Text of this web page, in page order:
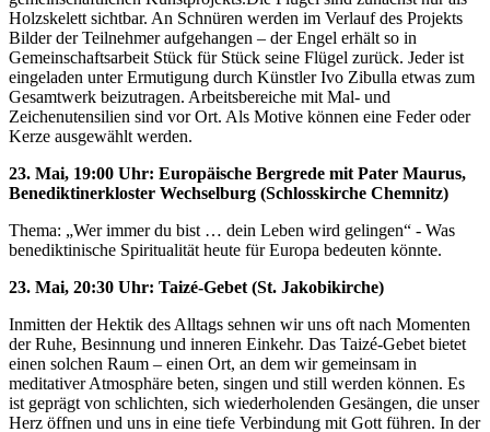
Holzskelett sichtbar. An Schnüren werden im Verlauf des Projekts
Bilder der Teilnehmer aufgehangen – der Engel erhält so in
Gemeinschaftsarbeit Stück für Stück seine Flügel zurück. Jeder ist
eingeladen unter Ermutigung durch Künstler Ivo Zibulla etwas zum
Gesamtwerk beizutragen. Arbeitsbereiche mit Mal- und
Zeichenutensilien sind vor Ort. Als Motive können eine Feder oder
Kerze ausgewählt werden.
23. Mai, 19:00 Uhr: Europäische Bergrede mit Pater Maurus,
Benediktinerkloster Wechselburg (Schlosskirche Chemnitz)
Thema: „Wer immer du bist … dein Leben wird gelingen“ - Was
benediktinische Spiritualität heute für Europa bedeuten könnte.
23. Mai, 20:30 Uhr: Taizé-Gebet (St. Jakobikirche)
Inmitten der Hektik des Alltags sehnen wir uns oft nach Momenten
der Ruhe, Besinnung und inneren Einkehr. Das Taizé-Gebet bietet
einen solchen Raum – einen Ort, an dem wir gemeinsam in
meditativer Atmosphäre beten, singen und still werden können. Es
ist geprägt von schlichten, sich wiederholenden Gesängen, die unser
Herz öffnen und uns in eine tiefe Verbindung mit Gott führen. In der